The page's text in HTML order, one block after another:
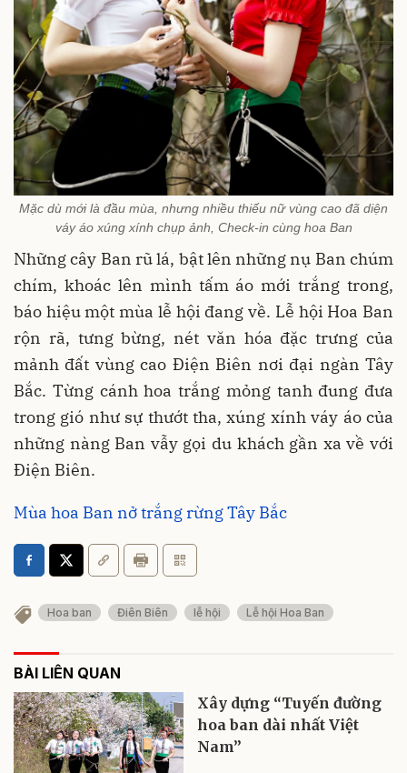
Mặc dù mới là đầu mùa, nhưng nhiều thiếu nữ vùng cao đã diện
váy áo xúng xính chụp ảnh, Check-in cùng hoa Ban
Những cây Ban rũ lá, bật lên những nụ Ban chúm
chím, khoác lên mình tấm áo mới trắng trong,
báo hiệu một mùa lễ hội đang về. Lễ hội Hoa Ban
rộn rã, tưng bừng, nét văn hóa đặc trưng của
mảnh đất vùng cao Điện Biên nơi đại ngàn Tây
Bắc. Từng cánh hoa trắng mỏng tanh đung đưa
trong gió như sự thướt tha, xúng xính váy áo của
những nàng Ban vẫy gọi du khách gần xa về với
Điện Biên.
Mùa hoa Ban nở trắng rừng Tây Bắc
Hoa ban Điên Biên lễ hội Lễ hội Hoa Ban
BÀI LIÊN QUAN
Xây dựng “Tuyến đường
hoa ban dài nhất Việt
Nam”